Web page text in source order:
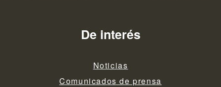
De interés
Noticias
Comunicados de prensa